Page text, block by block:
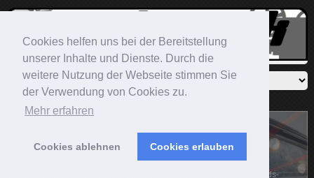
Cookies helfen uns bei der Bereitstellung
unserer Inhalte und Dienste. Durch die
weitere Nutzung der Webseite stimmen Sie
der Verwendung von Cookies zu.
Mehr erfahren
Cookies ablehnen Cookies erlauben